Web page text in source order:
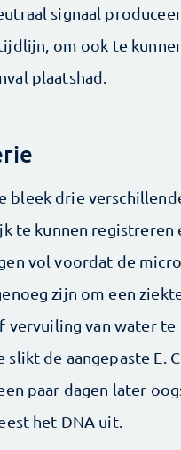
signaal
om ook te
plaatshad.
bleek drie
te kunnen registreren
vol voordat de
zijn om een
vervuiling van water te
slikt de aangepaste E.
paar dagen later
het DNA uit.